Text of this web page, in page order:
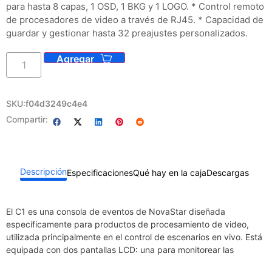
para hasta 8 capas, 1 OSD, 1 BKG y 1 LOGO. * Control remoto
de procesadores de video a través de RJ45. * Capacidad de
guardar y gestionar hasta 32 preajustes personalizados.​
SKU:f04d3249c4e4
Compartir:
DescripciónEspecificacionesQué hay en la cajaDescargas
El C1 es una consola de eventos de NovaStar diseñada
específicamente para productos de procesamiento de video,
utilizada principalmente en el control de escenarios en vivo. Está
equipada con dos pantallas LCD: una para monitorear las